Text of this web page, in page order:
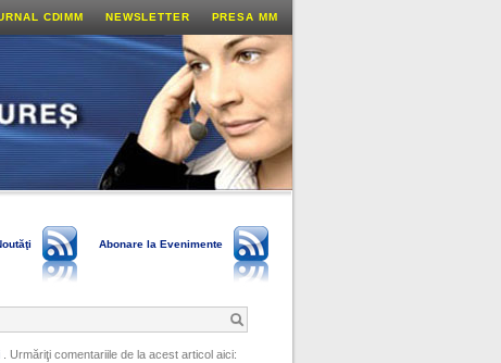
CDIMM NEWSLETTER PRESA MM
Abonare la Evenimente
. Urmăriţi comentariile de la acest articol aici: